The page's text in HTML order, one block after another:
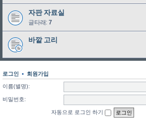
자판 자료실
글타래: 7
바깥 고리
로그인 • 회원가입
이름(별명):
비밀번호:
자동으로 로그인 하기